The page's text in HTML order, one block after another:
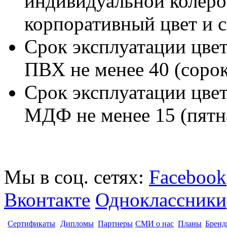
корпоративный цвет и
Срок эксплуатации
ПВХ не менее 40
Срок эксплуатации
МДФ не менее 15
Мы в соц. сетях: Facebook
Вконтакте Одноклассники
Сертификаты Дипломы Партнеры СМИ о нас Планы